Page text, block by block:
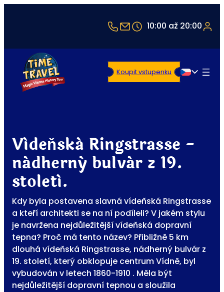
+43 1 5321514
office@timetravel-
10:00 až 20:00
Čeština
Koupit vstupenku
Vídeňská Ringstrasse -
nádherný bulvár z 19.
století.
Kdy byla postavena slavná vídeňská Ringstrasse
a kteří architekti se na ní podíleli? V jakém stylu
je navržena nejdůležitější vídeňská dopravní
tepna? Proč má tento název? Přibližně 5 km
dlouhá vídeňská Ringstrasse, nádherný bulvár z
19. století, který obklopuje centrum Vídně, byl
vybudován v letech 1860-1910 . Měla být
nejdůležitější dopravní tepnou a sloužila